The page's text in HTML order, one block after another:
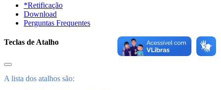
*Retificação
Download
Perguntas Frequentes
Teclas de Atalho
A lista dos atalhos são: